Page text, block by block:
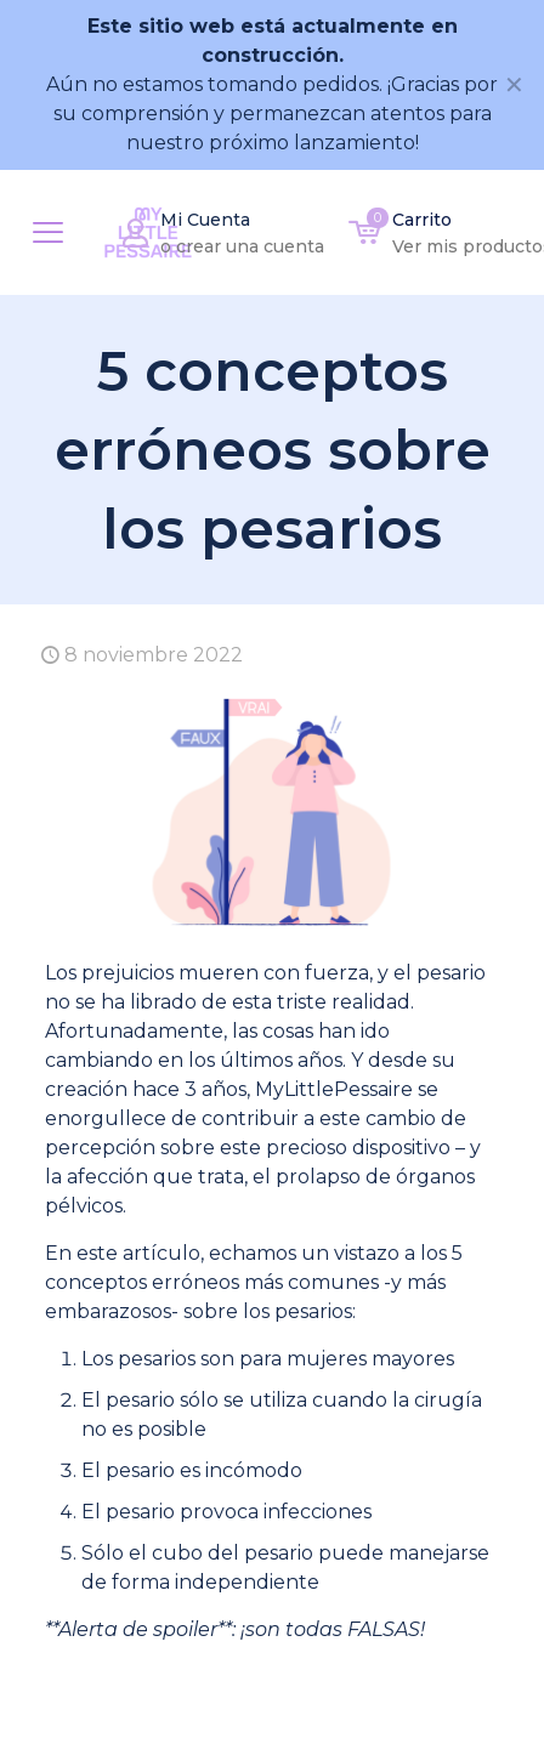
Este sitio web está actualmente en
construcción.
Aún no estamos tomando pedidos. ¡Gracias por
su comprensión y permanezcan atentos para
nuestro próximo lanzamiento!
✕
Mi Cuenta
o crear una cuenta
0
Carrito
Ver mis
5 conceptos
erróneos sobre
los pesarios
8 noviembre 2022
Los prejuicios mueren con fuerza, y el pesario
no se ha librado de esta triste realidad.
Afortunadamente, las cosas han ido
cambiando en los últimos años. Y desde su
creación hace 3 años, MyLittlePessaire se
enorgullece de contribuir a este cambio de
percepción sobre este precioso dispositivo – y
la afección que trata, el prolapso de órganos
pélvicos.
En este artículo, echamos un vistazo a los 5
conceptos erróneos más comunes -y más
embarazosos- sobre los pesarios:
Los pesarios son para mujeres mayores
El pesario sólo se utiliza cuando la cirugía
no es posible
El pesario es incómodo
El pesario provoca infecciones
Sólo el cubo del pesario puede manejarse
de forma independiente
**Alerta de spoiler**: ¡son todas FALSAS!